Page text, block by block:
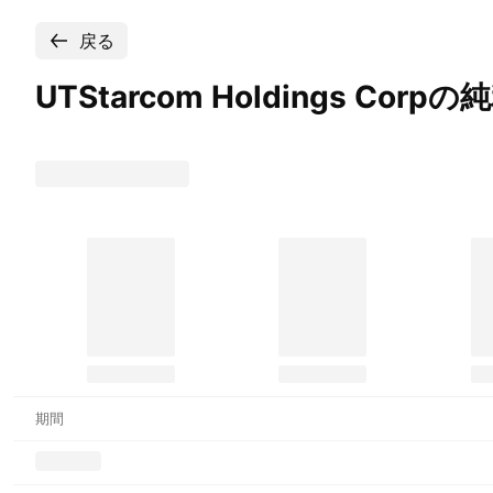
戻る
UTStarcom Holdings Corpの
期間